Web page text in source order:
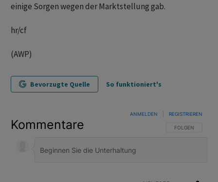
einige Sorgen wegen der Marktstellung gab.
hr/cf
(AWP)
Bevorzugte Quelle So funktioniert's
Kommentare FOLGE DIESER
FOLGEN
ANMELDEN REGISTRIEREN